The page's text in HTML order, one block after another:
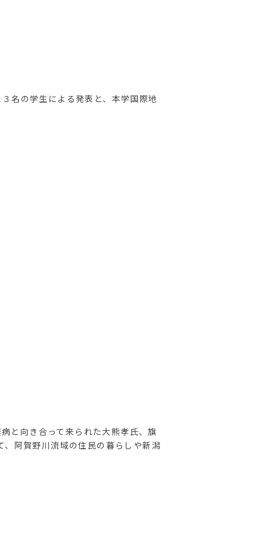
名の学生による発表と、本学国際地
と向き合って来られた大熊孝氏、旗
阿賀野川流域の住民の暮らしや新潟